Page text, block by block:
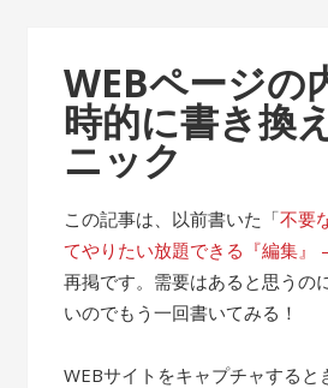
WEBページの
時的に書き換
ニック
この記事は、以前書いた「不要
てやりたい放題できる『編集』
再掲です。需要はあると思うの
いのでもう一回書いてみる！
WEBサイトをキャプチャすると